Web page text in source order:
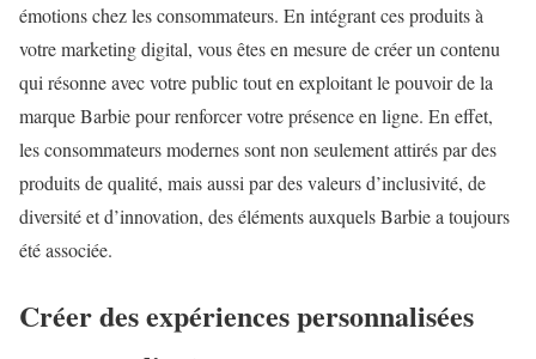
émotions chez les consommateurs. En intégrant ces produits à
votre marketing digital, vous êtes en mesure de créer un contenu
qui résonne avec votre public tout en exploitant le pouvoir de la
marque Barbie pour renforcer votre présence en ligne. En effet,
les consommateurs modernes sont non seulement attirés par des
produits de qualité, mais aussi par des valeurs d’inclusivité, de
diversité et d’innovation, des éléments auxquels Barbie a toujours
été associée.
Créer des expériences personnalisées